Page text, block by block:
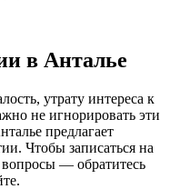
в Анталье
утрату интереса к
не игнорировать эти
предлагает
Чтобы записаться на
— обратитесь